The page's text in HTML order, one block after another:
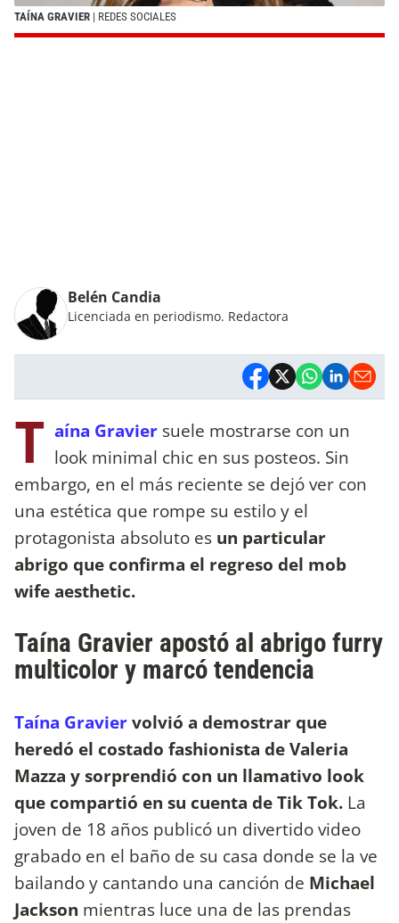
TAÍNA GRAVIER | REDES SOCIALES
Belén Candia
Licenciada en periodismo. Redactora
T aína Gravier suele mostrarse con un
look minimal chic en sus posteos. Sin
embargo, en el más reciente se dejó ver con
una estética que rompe su estilo y el
protagonista absoluto es un particular
abrigo que confirma el regreso del mob
wife aesthetic.
Taína Gravier apostó al abrigo furry
multicolor y marcó tendencia
Taína Graviervolvió a demostrar que
heredó el costado fashionista de Valeria
Mazza y sorprendió con un llamativo look
que compartió en su cuenta de Tik Tok. La
joven de 18 años publicó un divertido video
grabado en el baño de su casa donde se la ve
bailando y cantando una canción de Michael
Jackson mientras luce una de las prendas